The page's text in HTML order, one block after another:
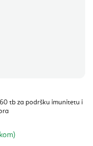
tb za podršku imunitetu i